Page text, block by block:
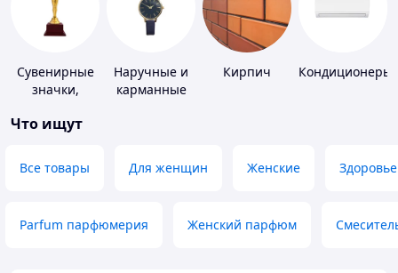
Сувенирные
значки,
Наручные и
карманные
Кирпич
Кондиционеры
Что ищут
Все товары Для женщин Женские Здоровье
Parfum парфюмерия Женский парфюм